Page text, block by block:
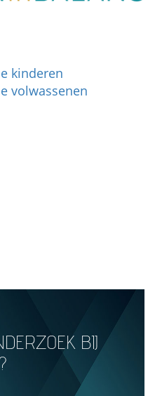
kinderen
volwassenen
BIJ